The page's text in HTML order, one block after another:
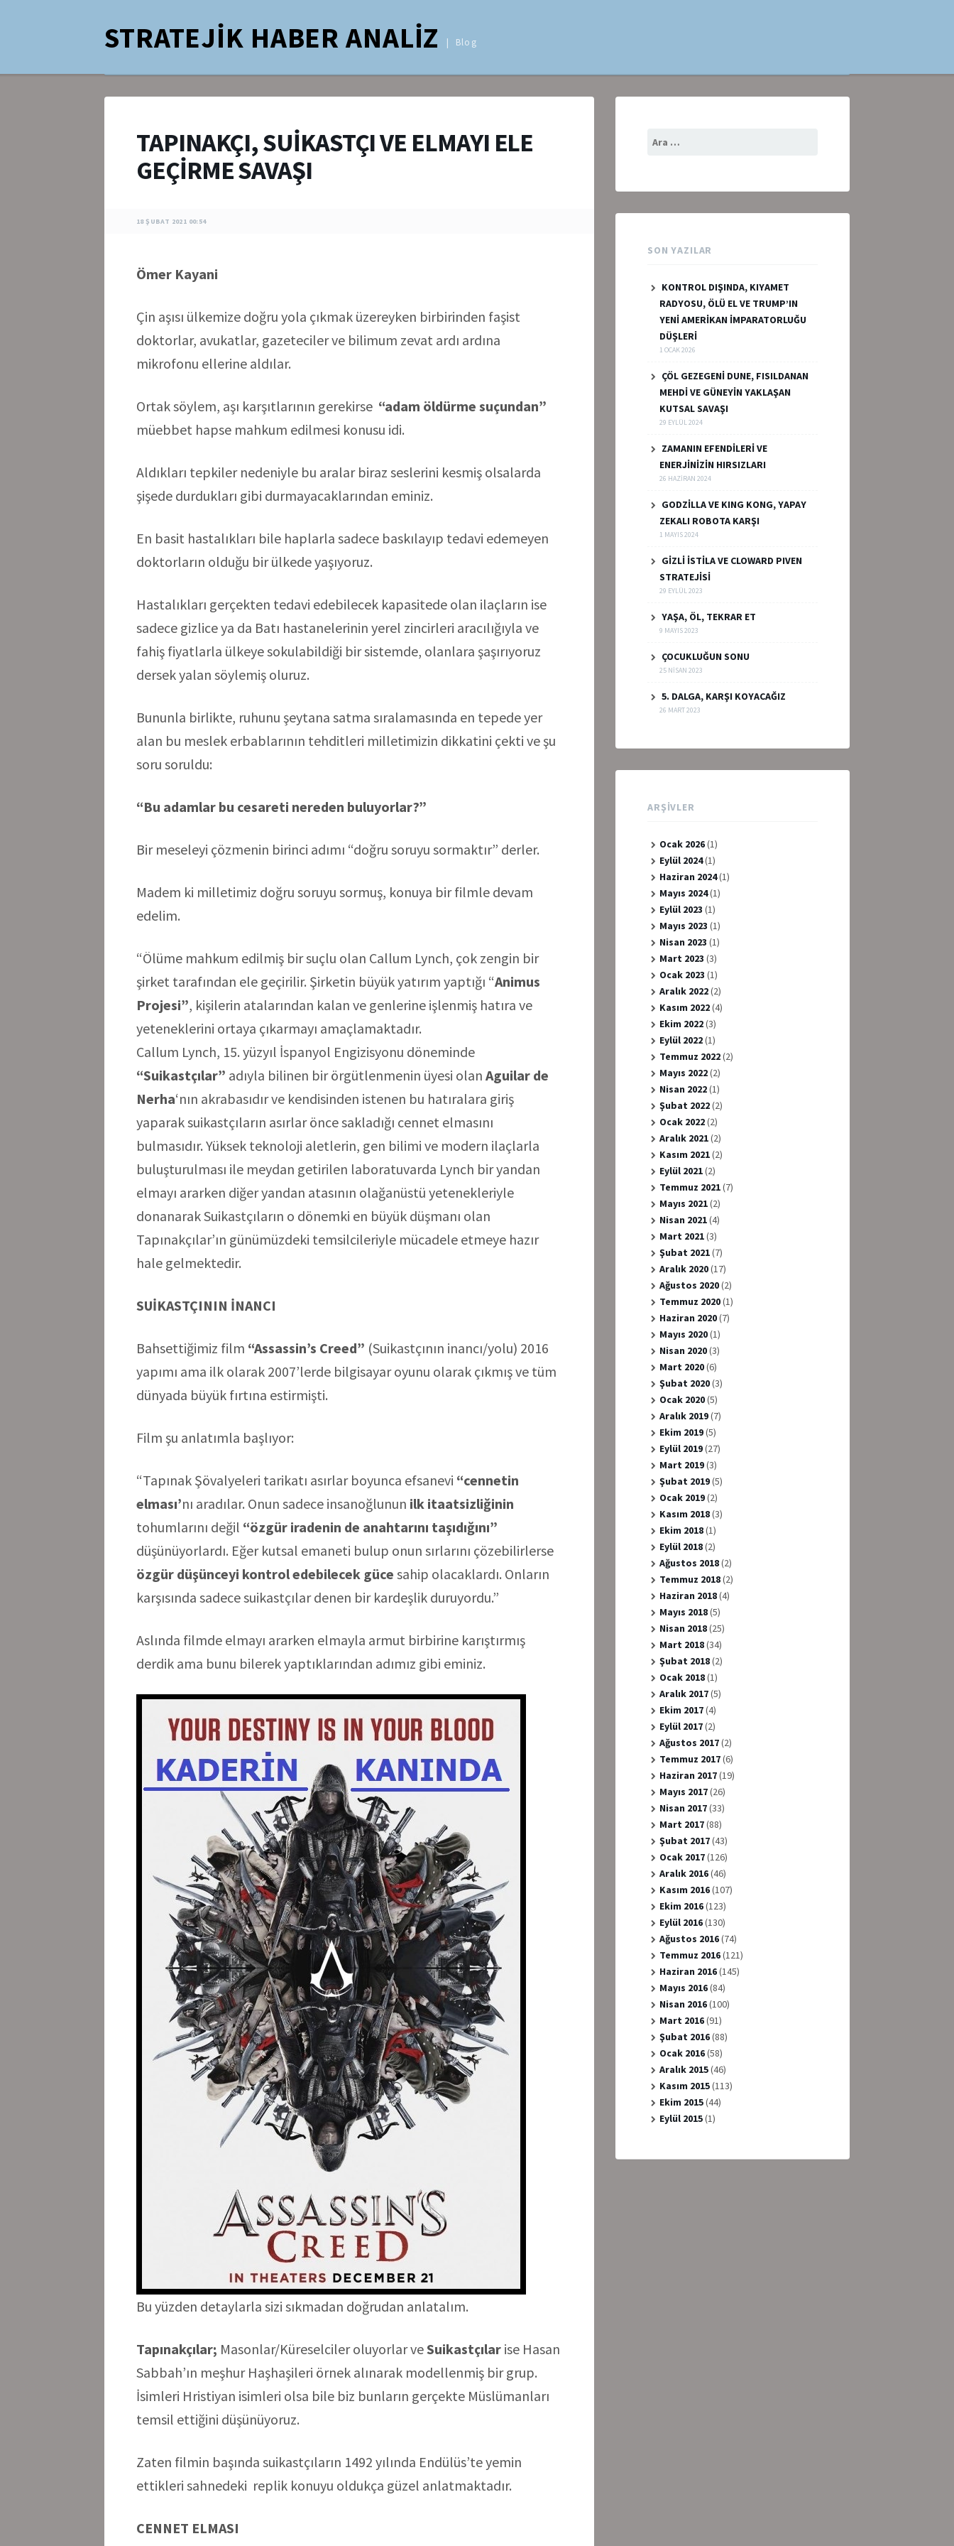
STRATEJİK HABER ANALİZ Blog
TAPINAKÇI, SUİKASTÇI VE ELMAYI ELE
GEÇİRME SAVAŞI
18 ŞUBAT 2021 00:54
Ömer Kayani
Çin aşısı ülkemize doğru yola çıkmak üzereyken birbirinden faşist
doktorlar, avukatlar, gazeteciler ve bilimum zevat ardı ardına
mikrofonu ellerine aldılar.
Ortak söylem, aşı karşıtlarının gerekirse “adam öldürme suçundan”
müebbet hapse mahkum edilmesi konusu idi.
Aldıkları tepkiler nedeniyle bu aralar biraz seslerini kesmiş olsalarda
şişede durdukları gibi durmayacaklarından eminiz.
En basit hastalıkları bile haplarla sadece baskılayıp tedavi edemeyen
doktorların olduğu bir ülkede yaşıyoruz.
Hastalıkları gerçekten tedavi edebilecek kapasitede olan ilaçların ise
sadece gizlice ya da Batı hastanelerinin yerel zincirleri aracılığıyla ve
fahiş fiyatlarla ülkeye sokulabildiği bir sistemde, olanlara şaşırıyoruz
dersek yalan söylemiş oluruz.
Bununla birlikte, ruhunu şeytana satma sıralamasında en tepede yer
alan bu meslek erbablarının tehditleri milletimizin dikkatini çekti ve şu
soru soruldu:
“Bu adamlar bu cesareti nereden buluyorlar?”
Bir meseleyi çözmenin birinci adımı “doğru soruyu sormaktır” derler.
Madem ki milletimiz doğru soruyu sormuş, konuya bir filmle devam
edelim.
“Ölüme mahkum edilmiş bir suçlu olan Callum Lynch, çok zengin bir
şirket tarafından ele geçirilir. Şirketin büyük yatırım yaptığı “Animus
Projesi”, kişilerin atalarından kalan ve genlerine işlenmiş hatıra ve
yeteneklerini ortaya çıkarmayı amaçlamaktadır.
Callum Lynch, 15. yüzyıl İspanyol Engizisyonu döneminde
“Suikastçılar” adıyla bilinen bir örgütlenmenin üyesi olan Aguilar de
Nerha‘nın akrabasıdır ve kendisinden istenen bu hatıralara giriş
yaparak suikastçıların asırlar önce sakladığı cennet elmasını
bulmasıdır. Yüksek teknoloji aletlerin, gen bilimi ve modern ilaçlarla
buluşturulması ile meydan getirilen laboratuvarda Lynch bir yandan
elmayı ararken diğer yandan atasının olağanüstü yetenekleriyle
donanarak Suikastçıların o dönemki en büyük düşmanı olan
Tapınakçılar’ın günümüzdeki temsilcileriyle mücadele etmeye hazır
hale gelmektedir.
SUİKASTÇININ İNANCI
Bahsettiğimiz film “Assassin’s Creed” (Suikastçının inancı/yolu) 2016
yapımı ama ilk olarak 2007’lerde bilgisayar oyunu olarak çıkmış ve tüm
dünyada büyük fırtına estirmişti.
Film şu anlatımla başlıyor:
“Tapınak Şövalyeleri tarikatı asırlar boyunca efsanevi “cennetin
elması’nı aradılar. Onun sadece insanoğlunun ilk itaatsizliğinin
tohumlarını değil “özgür iradenin de anahtarını taşıdığını”
düşünüyorlardı. Eğer kutsal emaneti bulup onun sırlarını çözebilirlerse
özgür düşünceyi kontrol edebilecek güce sahip olacaklardı. Onların
karşısında sadece suikastçılar denen bir kardeşlik duruyordu.”
Aslında filmde elmayı ararken elmayla armut birbirine karıştırmış
derdik ama bunu bilerek yaptıklarından adımız gibi eminiz.
Bu yüzden detaylarla sizi sıkmadan doğrudan anlatalım.
Tapınakçılar; Masonlar/Küreselciler oluyorlar veSuikastçılar ise Hasan
Sabbah’ın meşhur Haşhaşileri örnek alınarak modellenmiş bir grup.
İsimleri Hristiyan isimleri olsa bile biz bunların gerçekte Müslümanları
temsil ettiğini düşünüyoruz.
Zaten filmin başında suikastçıların 1492 yılında Endülüs’te yemin
ettikleri sahnedeki replik konuyu oldukça güzel anlatmaktadır.
CENNET ELMASI
SON YAZILAR
KONTROL DIŞINDA, KIYAMET
RADYOSU, ÖLÜ EL VE TRUMP’IN
YENİ AMERİKAN İMPARATORLUĞU
DÜŞLERİ
1 OCAK 2026
ÇÖL GEZEGENİ DUNE, FISILDANAN
MEHDİ VE GÜNEYİN YAKLAŞAN
KUTSAL SAVAŞI
29 EYLÜL 2024
ZAMANIN EFENDİLERİ VE
ENERJİNİZİN HIRSIZLARI
26 HAZIRAN 2024
GODZİLLA VE KING KONG, YAPAY
ZEKALI ROBOTA KARŞI
1 MAYIS 2024
GİZLİ İSTİLA VE CLOWARD PIVEN
STRATEJİSİ
29 EYLÜL 2023
YAŞA, ÖL, TEKRAR ET
9 MAYIS 2023
ÇOCUKLUĞUN SONU
25 NISAN 2023
5. DALGA, KARŞI KOYACAĞIZ
26 MART 2023
ARŞIVLER
Ocak 2026(1)
Eylül 2024(1)
Haziran 2024(1)
Mayıs 2024(1)
Eylül 2023 (1)
Mayıs 2023 (1)
Nisan 2023 (1)
Mart 2023 (3)
Ocak 2023 (1)
Aralık 2022(2)
Kasım 2022(4)
Ekim 2022(3)
Eylül 2022(1)
Temmuz 2022(2)
Mayıs 2022(2)
Nisan 2022(1)
Şubat 2022(2)
Ocak 2022(2)
Aralık 2021(2)
Kasım 2021(2)
Eylül 2021(2)
Temmuz 2021(7)
Mayıs 2021(2)
Nisan 2021(4)
Mart 2021(3)
Şubat 2021(7)
Aralık 2020(17)
Ağustos 2020(2)
Temmuz 2020(1)
Haziran 2020(7)
Mayıs 2020(1)
Nisan 2020(3)
Mart 2020(6)
Şubat 2020(3)
Ocak 2020(5)
Aralık 2019(7)
Ekim 2019(5)
Eylül 2019(27)
Mart 2019(3)
Şubat 2019(5)
Ocak 2019(2)
Kasım 2018(3)
Ekim 2018(1)
Eylül 2018(2)
Ağustos 2018(2)
Temmuz 2018(2)
Haziran 2018(4)
Mayıs 2018(5)
Nisan 2018(25)
Mart 2018(34)
Şubat 2018(2)
Ocak 2018(1)
Aralık 2017(5)
Ekim 2017(4)
Eylül 2017(2)
Ağustos 2017(2)
Temmuz 2017(6)
Haziran 2017(19)
Mayıs 2017(26)
Nisan 2017(33)
Mart 2017(88)
Şubat 2017(43)
Ocak 2017(126)
Aralık 2016(46)
Kasım 2016(107)
Ekim 2016(123)
Eylül 2016(130)
Ağustos 2016(74)
Temmuz 2016(121)
Haziran 2016(145)
Mayıs 2016(84)
Nisan 2016(100)
Mart 2016(91)
Şubat 2016(88)
Ocak 2016(58)
Aralık 2015(46)
Kasım 2015(113)
Ekim 2015(44)
Eylül 2015(1)